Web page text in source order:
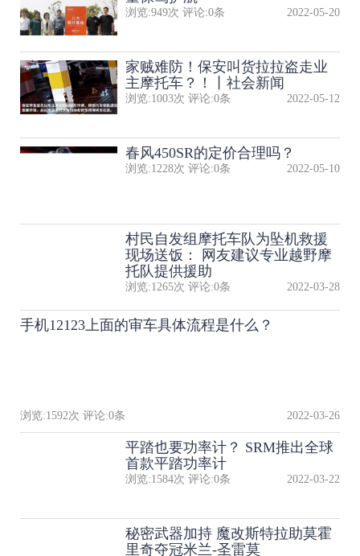
浏览:949次 评论:0条 2022-05-20
家贼难防！保安叫货拉拉盗走业
主摩托车？！丨社会新闻
浏览:1003次 评论:0条 2022-05-12
春风450SR的定价合理吗？
浏览:1228次 评论:0条 2022-05-10
村民自发组摩托车队为坠机救援
现场送饭： 网友建议专业越野摩
托队提供援助
浏览:1265次 评论:0条 2022-03-28
手机12123上面的审车具体流程是什么？
浏览:1592次 评论:0条 2022-03-26
平踏也要功率计？ SRM推出全球
首款平踏功率计
浏览:1584次 评论:0条 2022-03-22
秘密武器加持 魔改斯特拉助莫霍
里奇夺冠米兰-圣雷莫